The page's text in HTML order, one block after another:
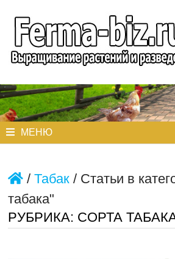
содержимому
МЕНЮ
/ Табак/ Статьи в
табака"
РУБРИКА: СОРТА